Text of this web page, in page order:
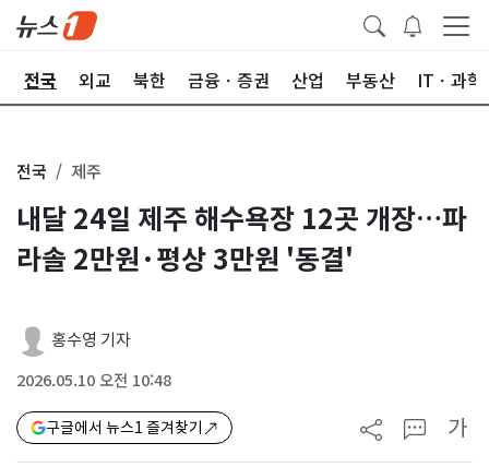
전국 외교 북한 금융ㆍ증권 산업 부동산 ITㆍ과학
전국 제주
내달 24일 제주 해수욕장 12곳 개장…파
라솔 2만원·평상 3만원 '동결'
홍수영 기자
2026.05.10 오전 10:48
구글에서 뉴스1 즐겨찾기 가